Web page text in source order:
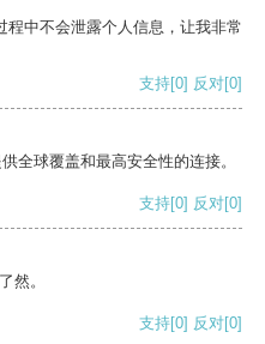
中不会泄露个人信息，让我非常
支持[0] 反对[0]
全球覆盖和最高安全性的连接。
支持[0] 反对[0]
然。
支持[0] 反对[0]